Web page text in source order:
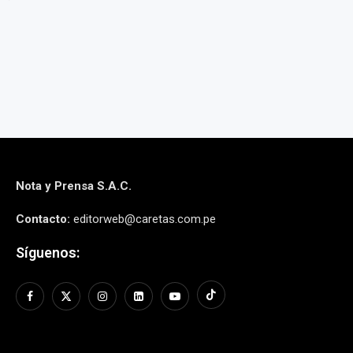
Nota y Prensa S.A.C.
Contacto: editorweb@caretas.com.pe
Síguenos: